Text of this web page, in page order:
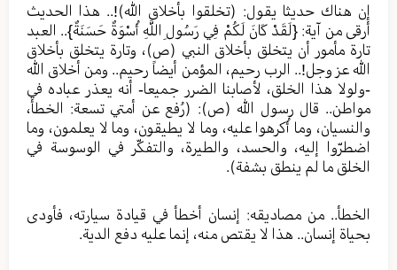
إن هناك حديثا يقول: (تخلقوا بأخلاق الله)!.. هذا الحديث
أرقى من آية: {لَقَدْ كَانَ لَكُمْ فِي رَسُولِ اللَّهِ أُسْوَةٌ حَسَنَةٌ}.. العبد
تارة مأمور أن يتخلق بأخلاق النبي (ص)، وتارة يتخلق بأخلاق
الله عز وجل!.. الرب رحيم، المؤمن أيضاً رحيم.. ومن أخلاق الله
-ولولا هذا الخلق، لأصابنا الضرر جميعا- أنه يعذر عباده في
مواطن.. قال رسول الله (ص): (رُفع عن أمتي تسعة: الخطأ،
والنسيان، وما أُكرهوا عليه، وما لا يطيقون، وما لا يعلمون، وما
اضطرّوا إليه، والحسد، والطيرة، والتفكّر في الوسوسة في
الخلق ما لم ينطق بشفة).
الخطأ.. من مصاديقه: إنسان أخطأ في قيادة سيارته، فأودى
بحياة إنسان.. هذا لا يقتص منه، إنما عليه دفع الدية.